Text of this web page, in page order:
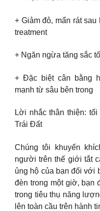
+ Giảm đỏ, mẩn rát
treatment
+ Ngăn ngừa tăng sắc
+ Đặc biệt cân bằng
mạnh từ sâu bên trong
Lời nhắc thân thiện:
Trái Đất
Chúng tôi khuyến
người trên thế giới tắt
ủng hộ của bạn đối với
đèn trong một giờ, bạn
trong tiêu thụ năng
lên toàn cầu trên hành